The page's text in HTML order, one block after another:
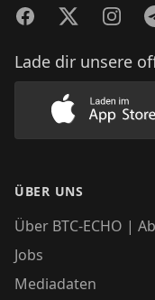
FacebookTwitter
Lade dir unsere
Lade
ÜBER UNS
Über BTC-ECHO |
Jobs
Mediadaten